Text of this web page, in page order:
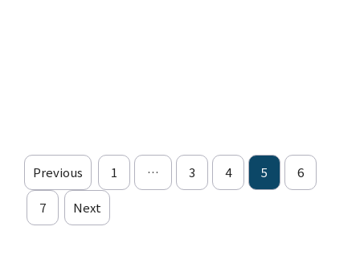
Previous 1 … 3 4 5 6
7 Next